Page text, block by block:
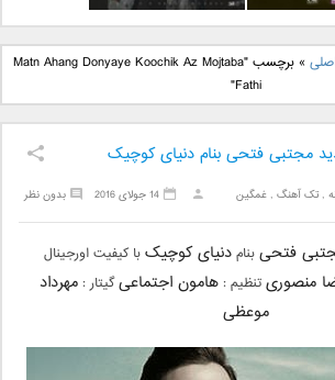
جدید بهنام
قرص قمر 2
دانلود آهنگ جدید علی
یاسینی بنام دورترین نزدیک
»
برچسب "Matn Ahang Donyaye Koochik Az Mojtaba
Fathi"
مجتبی فتحی بنام دنیای کوچیک
,تک آهنگ ,غمگین بدون نظر 14 جولای 2016
فتحیبنامدنیای کوچیکبا کیفیت اورجینال
منصوریتنظیم :هامون اجتماعیگیتار :مهرداد
موعظی